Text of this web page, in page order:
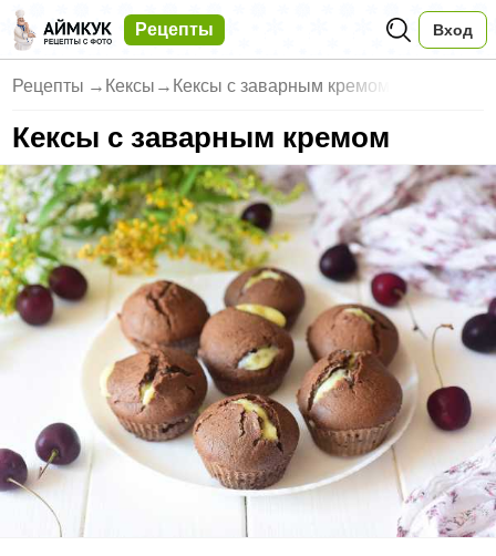
Рецепты Вход
Рецепты → Кексы → Кексы с заварным кремом
Кексы с заварным кремом